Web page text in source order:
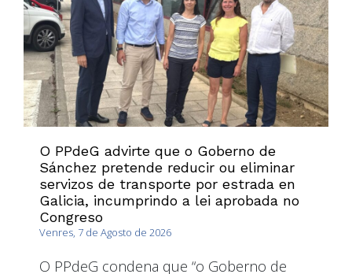
O PPdeG advirte que o Goberno de
Sánchez pretende reducir ou eliminar
servizos de transporte por estrada en
Galicia, incumprindo a lei aprobada no
Congreso
Venres, 7 de Agosto de 2026
O PPdeG condena que “o Goberno de